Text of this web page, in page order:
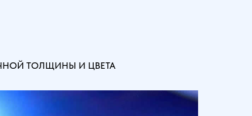
ТОЛЩИНЫ И ЦВЕТА